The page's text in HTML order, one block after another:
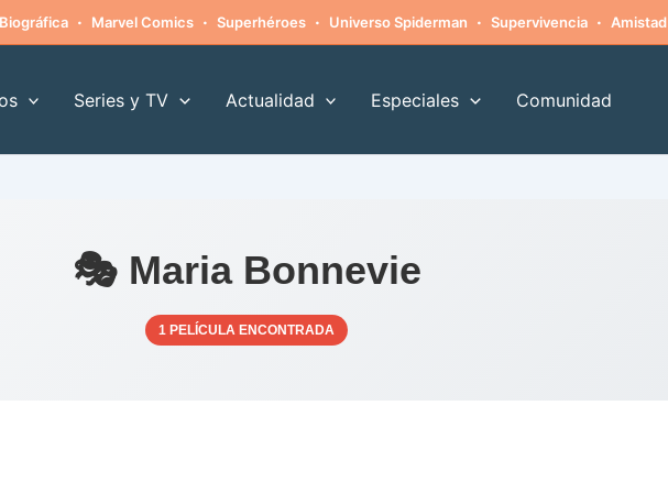
Biográfica · Marvel Comics · Superhéroes · Universo Spiderman · Supervivencia · Amistad
Series y TV Actualidad Especiales Comunidad
🎭 Maria Bonnevie
1 PELÍCULA ENCONTRADA